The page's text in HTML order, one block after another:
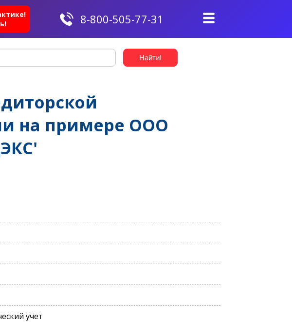
8-800-505-77-31
на примере ООО
учет